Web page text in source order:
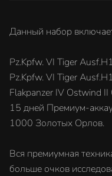
Данный набор
Pz.Kpfw. VI Tiger
Pz.Kpfw. VI Tiger
Flakpanzer IV Ostwind
15 дней Премиум-
1000 Золотых Орлов.
Вся премиумная
больше очков